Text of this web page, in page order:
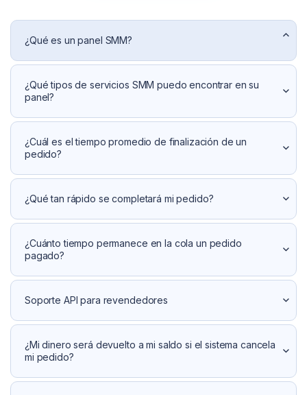
¿Qué es un panel SMM?
¿Qué tipos de servicios SMM puedo encontrar en su
panel?
¿Cuál es el tiempo promedio de finalización de un
pedido?
¿Qué tan rápido se completará mi pedido?
¿Cuánto tiempo permanece en la cola un pedido
pagado?
Soporte API para revendedores
¿Mi dinero será devuelto a mi saldo si el sistema cancela
mi pedido?